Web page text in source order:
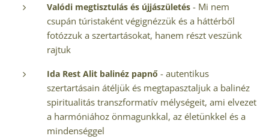
Valódi megtisztulás és újjászületés - Mi nem
csupán túristaként végignézzük és a háttérből
fotózzuk a szertartásokat, hanem részt veszünk
rajtuk
Ida Rest Alit balinéz papnő - autentikus
szertartásain átéljük és megtapasztaljuk a balinéz
spiritualitás transzformatív mélységeit, ami elvezet
a harmóniához önmagunkkal, az életünkkel és a
mindenséggel